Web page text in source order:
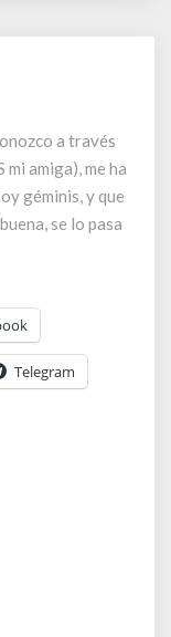
a través
mi amiga), me ha
géminis, y que
se lo pasa
Telegram